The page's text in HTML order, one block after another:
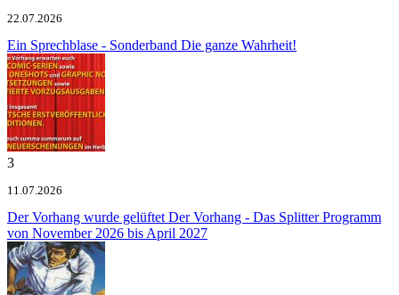
22.07.2026
Ein Sprechblase - Sonderband Die ganze Wahrheit!
3
11.07.2026
Der Vorhang wurde gelüftet Der Vorhang - Das Splitter Programm
von November 2026 bis April 2027